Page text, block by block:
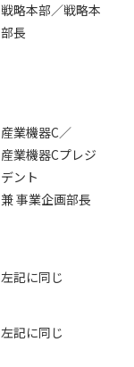
戦略本部／戦略本
部長
産業機器C／
産業機器Cプレジ
デント
兼 事業企画部長
左記に同じ
左記に同じ